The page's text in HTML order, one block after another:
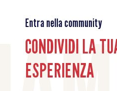
Entra nella community
CONDIVIDI LA
ESPERIENZA